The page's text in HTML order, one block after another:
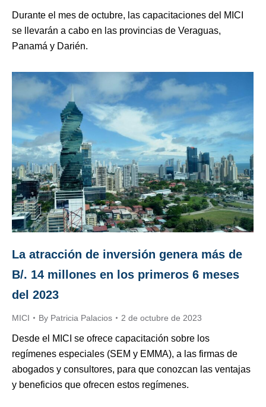
Durante el mes de octubre, las capacitaciones del MICI
se llevarán a cabo en las provincias de Veraguas,
Panamá y Darién.
La atracción de inversión genera más de
B/. 14 millones en los primeros 6 meses
del 2023
MICI By Patricia Palacios 2 de octubre de 2023
Desde el MICI se ofrece capacitación sobre los
regímenes especiales (SEM y EMMA), a las firmas de
abogados y consultores, para que conozcan las ventajas
y beneficios que ofrecen estos regímenes.